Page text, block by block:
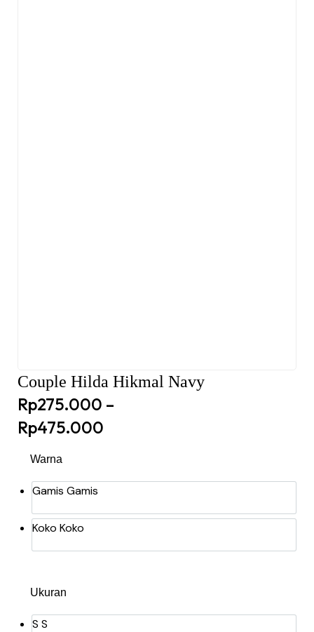
Couple Hilda Hikmal Navy
Rp275.000 –
Rp475.000
Warna
Gamis Gamis
Koko Koko
Ukuran
S S